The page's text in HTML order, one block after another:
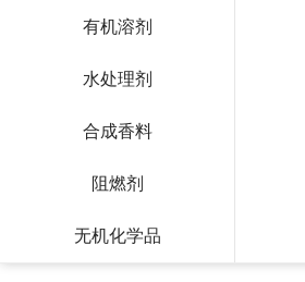
有机溶剂
水处理剂
合成香料
阻燃剂
无机化学品